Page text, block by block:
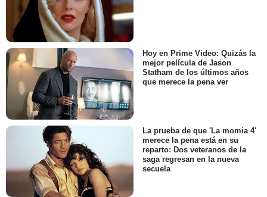
Hoy en Prime Video: Quizás la
mejor película de Jason
Statham de los últimos años
que merece la pena ver
La prueba de que 'La momia 4'
merece la pena está en su
reparto: Dos veteranos de la
saga regresan en la nueva
secuela